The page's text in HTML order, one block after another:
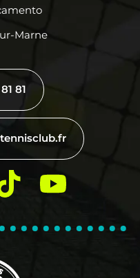
Marne
81